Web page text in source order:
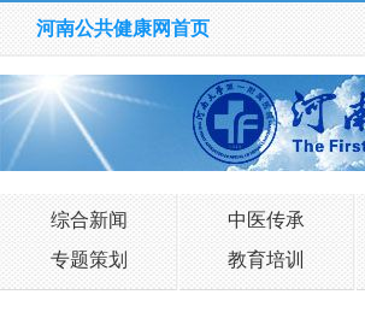
河南公共健康网首页
综合新闻 中医传承
专题策划
教育培训